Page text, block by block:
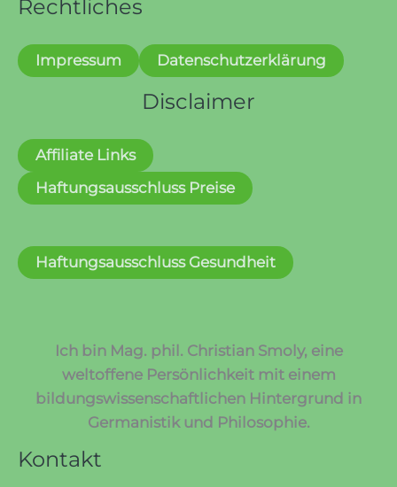
Rechtliches
Impressum Datenschutzerklärung
Disclaimer
Affiliate Links
Haftungsausschluss Preise
Haftungsausschluss Gesundheit
Ich bin Mag. phil. Christian Smoly, eine
weltoffene Persönlichkeit mit einem
bildungswissenschaftlichen Hintergrund in
Germanistik und Philosophie.
Kontakt